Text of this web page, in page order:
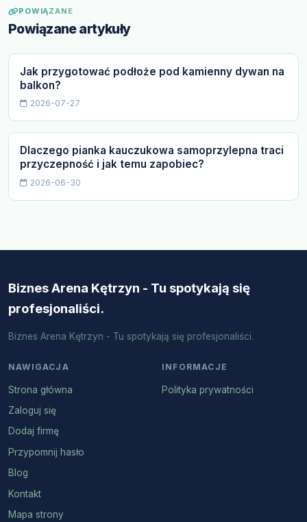
POWIĄZANE
Powiązane artykuły
Jak przygotować podłoże pod kamienny dywan na
balkon?
2026-07-27
Dlaczego pianka kauczukowa samoprzylepna traci
przyczepność i jak temu zapobiec?
2026-06-30
Biznes Arena Kętrzyn - Tu spotykają się
profesjonaliści.
Biznes Arena Kętrzyn - Tu spotykają się profesjonaliści.
NAWIGACJA
Strona główna
Zaloguj się
Dodaj firmę
Przypomnij hasło
Blog
Kontakt
Mapa strony
INFORMACJE
Polityka prywatności